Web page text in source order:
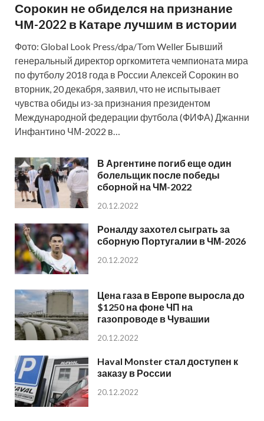
Сорокин не обиделся на признание
ЧМ-2022 в Катаре лучшим в истории
Фото: Global Look Press/dpa/Tom Weller Бывший
генеральный директор оргкомитета чемпионата мира
по футболу 2018 года в России Алексей Сорокин во
вторник, 20 декабря, заявил, что не испытывает
чувства обиды из-за признания президентом
Международной федерации футбола (ФИФА) Джанни
Инфантино ЧМ-2022 в…
В Аргентине погиб еще один
болельщик после победы
сборной на ЧМ-2022
20.12.2022
Роналду захотел сыграть за
сборную Португалии в ЧМ-2026
20.12.2022
Цена газа в Европе выросла до
$1250 на фоне ЧП на
газопроводе в Чувашии
20.12.2022
Haval Monster стал доступен к
заказу в России
20.12.2022